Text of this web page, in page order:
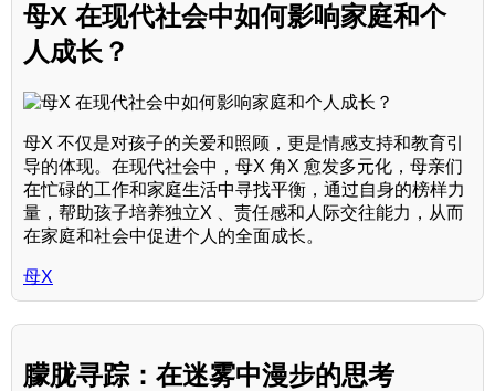
母X 在现代社会中如何影响家庭和个
人成长？
母X 不仅是对孩子的关爱和照顾，更是情感支持和教育引
导的体现。在现代社会中，母X 角X 愈发多元化，母亲们
在忙碌的工作和家庭生活中寻找平衡，通过自身的榜样力
量，帮助孩子培养独立X 、责任感和人际交往能力，从而
在家庭和社会中促进个人的全面成长。
母X
朦胧寻踪：在迷雾中漫步的思考